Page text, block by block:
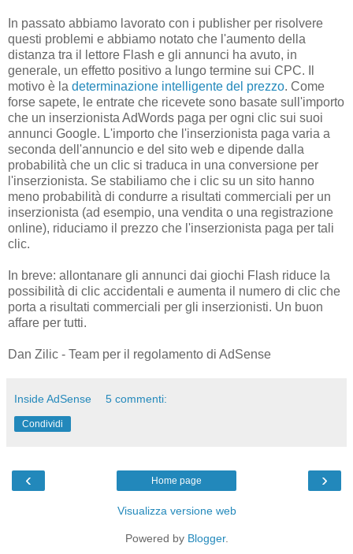
In passato abbiamo lavorato con i publisher per risolvere
questi problemi e abbiamo notato che l'aumento della
distanza tra il lettore Flash e gli annunci ha avuto, in
generale, un effetto positivo a lungo termine sui CPC. Il
motivo è la determinazione intelligente del prezzo. Come
forse sapete, le entrate che ricevete sono basate sull'importo
che un inserzionista AdWords paga per ogni clic sui suoi
annunci Google. L'importo che l'inserzionista paga varia a
seconda dell'annuncio e del sito web e dipende dalla
probabilità che un clic si traduca in una conversione per
l'inserzionista. Se stabiliamo che i clic su un sito hanno
meno probabilità di condurre a risultati commerciali per un
inserzionista (ad esempio, una vendita o una registrazione
online), riduciamo il prezzo che l'inserzionista paga per tali
clic.
In breve: allontanare gli annunci dai giochi Flash riduce la
possibilità di clic accidentali e aumenta il numero di clic che
porta a risultati commerciali per gli inserzionisti. Un buon
affare per tutti.
Dan Zilic - Team per il regolamento di AdSense
Inside AdSense 5 commenti:
Condividi
‹ ›
Home page
Visualizza versione web
Powered by Blogger.